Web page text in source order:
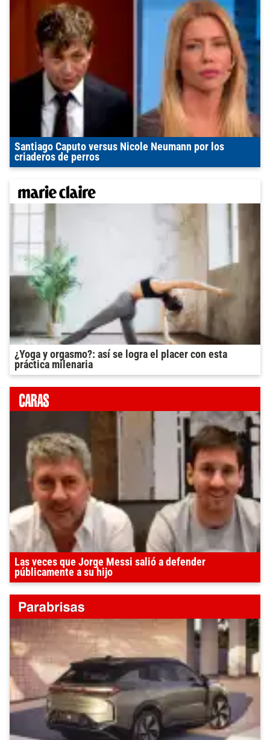
Santiago Caputo versus Nicole Neumann por los
criaderos de perros
¿Yoga y orgasmo?: así se logra el placer con esta
práctica milenaria
Las veces que Jorge Messi salió a defender
públicamente a su hijo